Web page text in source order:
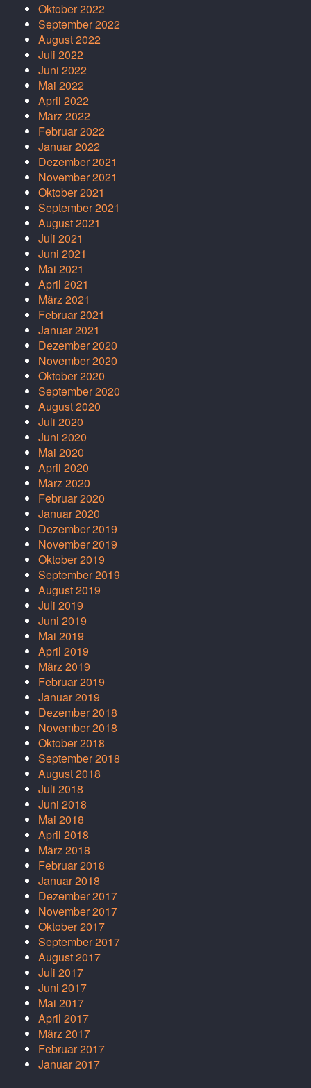
Oktober 2022
September 2022
August 2022
Juli 2022
Juni 2022
Mai 2022
April 2022
März 2022
Februar 2022
Januar 2022
Dezember 2021
November 2021
Oktober 2021
September 2021
August 2021
Juli 2021
Juni 2021
Mai 2021
April 2021
März 2021
Februar 2021
Januar 2021
Dezember 2020
November 2020
Oktober 2020
September 2020
August 2020
Juli 2020
Juni 2020
Mai 2020
April 2020
März 2020
Februar 2020
Januar 2020
Dezember 2019
November 2019
Oktober 2019
September 2019
August 2019
Juli 2019
Juni 2019
Mai 2019
April 2019
März 2019
Februar 2019
Januar 2019
Dezember 2018
November 2018
Oktober 2018
September 2018
August 2018
Juli 2018
Juni 2018
Mai 2018
April 2018
März 2018
Februar 2018
Januar 2018
Dezember 2017
November 2017
Oktober 2017
September 2017
August 2017
Juli 2017
Juni 2017
Mai 2017
April 2017
März 2017
Februar 2017
Januar 2017